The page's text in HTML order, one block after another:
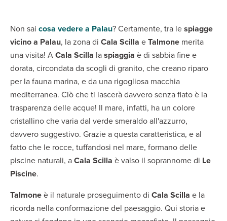
Non sai cosa vedere a Palau? Certamente, tra lespiagge
vicino a Palau, la zona di Cala Scilla eTalmone merita
una visita! ACala Scilla laspiaggia è di sabbia fine e
dorata, circondata da scogli di granito, che creano riparo
per la fauna marina, e da una rigogliosa macchia
mediterranea. Ciò che ti lascerà davvero senza fiato è la
trasparenza delle acque! Il mare, infatti, ha un colore
cristallino che varia dal verde smeraldo all'azzurro,
davvero suggestivo. Grazie a questa caratteristica, e al
fatto che le rocce, tuffandosi nel mare, formano delle
piscine naturali, aCala Scilla è valso il soprannome di Le
Piscine.
Talmoneè il naturale proseguimento di Cala Scilla e la
ricorda nella conformazione del paesaggio. Qui storia e